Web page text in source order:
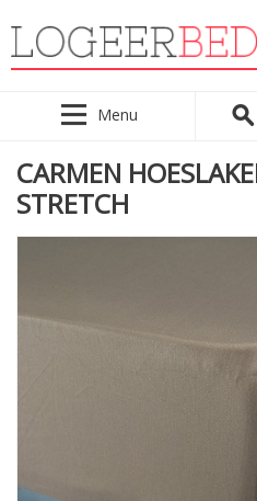
Menu
CARMEN
STRETCH